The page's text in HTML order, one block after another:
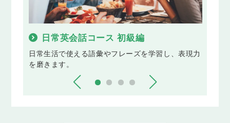
日常英会話コース 初級編
日常生活で使える語彙やフレーズを学習し、表現力
を磨きます。